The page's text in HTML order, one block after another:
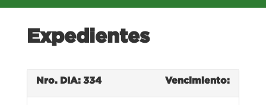
Expedientes
Nro. DIA: 334 Vencimiento: